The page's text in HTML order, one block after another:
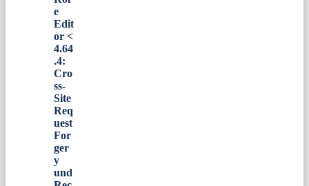
e
Edit
or <
4.64
.4:
Cro
ss-
Site
Req
uest
For
ger
y
und